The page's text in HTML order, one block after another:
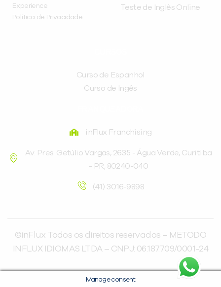
Experience
Política de Privacidade
Teste de Inglês Online
Curso de Espanhol
Curso de Ingês
inFlux Franchising
Av. Pres. Getúlio Vargas, 2635 - Água Verde, Curitiba
- PR, 80240-040
(41) 3016-9898
©inFlux Todos os direitos reservados – METODO
INFLUX IDIOMAS LTDA – CNPJ: 06.187.709/0001-24
Manage consent